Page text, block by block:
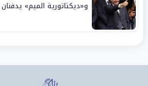
و«ديكتاتورية الميم»